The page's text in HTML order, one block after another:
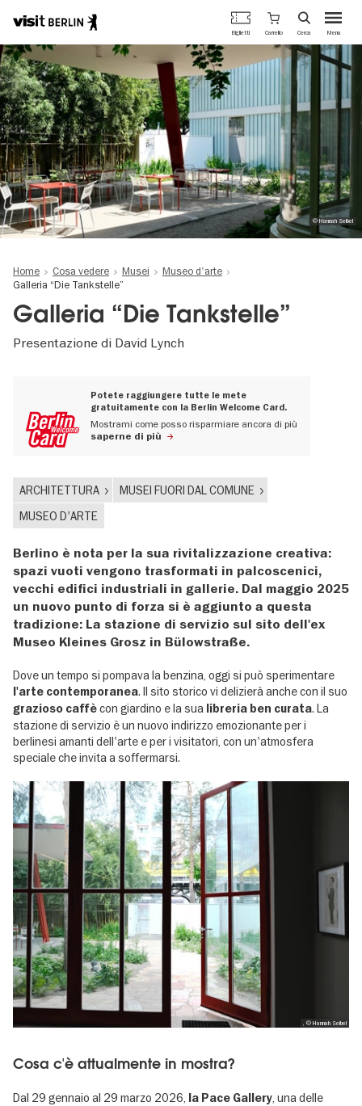
Salta
al
contenuto
principale
Portale
ufficiale
del
turismo
di
Berlino
Menu
Biglietti Carrello Cerca
© Hannah Seibel
Home Cosa vedere Musei
Museo d'arte
Galleria “Die Tankstelle”
Galleria “Die Tankstelle”
Presentazione di David Lynch
Potete raggiungere tutte le mete
gratuitamente con la Berlin Welcome Card.
Mostrami come posso risparmiare ancora di più
saperne di più
ARCHITETTURA
MUSEI FUORI DAL COMUNE
MUSEO D'ARTE
Berlino è nota per la sua rivitalizzazione creativa:
spazi vuoti vengono trasformati in palcoscenici,
vecchi edifici industriali in gallerie. Dal maggio 2025
un nuovo punto di forza si è aggiunto a questa
tradizione: La stazione di servizio sul sito dell'ex
Museo Kleines Grosz in Bülowstraße.
Dove un tempo si pompava la benzina, oggi si può sperimentare
l'arte contemporanea. Il sito storico vi delizierà anche con il suo
grazioso caffècon giardino e la sua libreria ben curata. La
stazione di servizio è un nuovo indirizzo emozionante per i
berlinesi amanti dell'arte e per i visitatori, con un'atmosfera
speciale che invita a soffermarsi.
, © Hannah Seibel
Cosa c'è attualmente in mostra?
Dal 29 gennaio al 29 marzo 2026, la Pace Gallery, una delle